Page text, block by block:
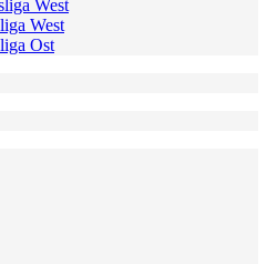
West
West
Ost